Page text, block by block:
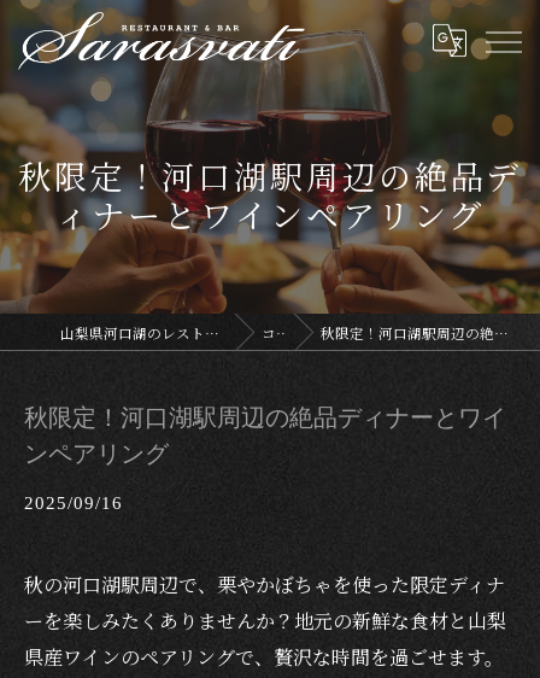
秋限定！河口湖駅周辺の絶品デ
ィナーとワインペアリング
山梨県河口湖のレストランならサラスヴァティー コラム 秋限定！河口湖駅周辺の絶品ディナーとワインペアリング
秋限定！河口湖駅周辺の絶品ディナーとワイ
ンペアリング
2025/09/16
秋の河口湖駅周辺で、栗やかぼちゃを使った限定ディナ
ーを楽しみたくありませんか？地元の新鮮な食材と山梨
県産ワインのペアリングで、贅沢な時間を過ごせます。